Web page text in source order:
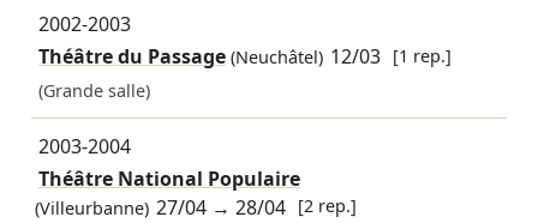
2002-2003
Théâtre du Passage(Neuchâtel) 12/03 [1 rep.]
(Grande salle)
2003-2004
Théâtre National Populaire
(Villeurbanne) 27/04 →28/04 [2 rep.]